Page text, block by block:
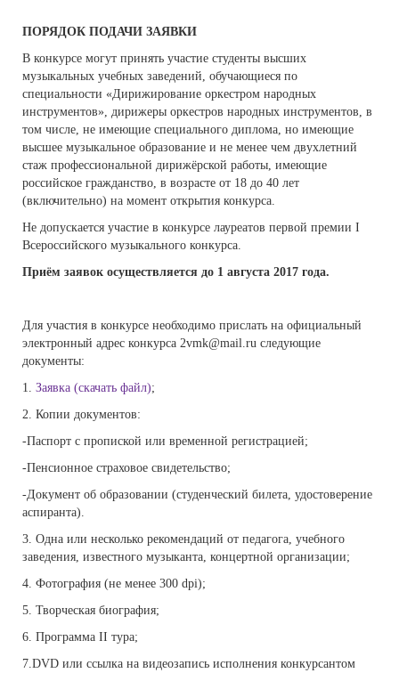
ПОРЯДОК ПОДАЧИ ЗАЯВКИ
В конкурсе могут принять участие студенты высших
музыкальных учебных заведений, обучающиеся по
специальности «Дирижирование оркестром народных
инструментов», дирижеры оркестров народных инструментов, в
том числе, не имеющие специального диплома, но имеющие
высшее музыкальное образование и не менее чем двухлетний
стаж профессиональной дирижёрской работы, имеющие
российское гражданство, в возрасте от 18 до 40 лет
(включительно) на момент открытия конкурса.
Не допускается участие в конкурсе лауреатов первой премии I
Всероссийского музыкального конкурса.
Приём заявок осуществляется до 1 августа 2017 года.
Для участия в конкурсе необходимо прислать на официальный
электронный адрес конкурса 2vmk@mail.ru следующие
документы:
1. Заявка (скачать файл);
2. Копии документов:
-Паспорт с пропиской или временной регистрацией;
-Пенсионное страховое свидетельство;
-Документ об образовании (студенческий билета, удостоверение
аспиранта).
3. Одна или несколько рекомендаций от педагога, учебного
заведения, известного музыканта, концертной организации;
4. Фотография (не менее 300 dpi);
5. Творческая биография;
6. Программа II тура;
7.DVD или ссылка на видеозапись исполнения конкурсантом